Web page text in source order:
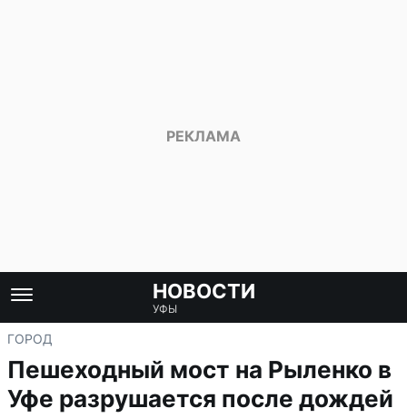
НОВОСТИ
УФЫ
ГОРОД
Пешеходный мост на Рыленко в
Уфе разрушается после дождей